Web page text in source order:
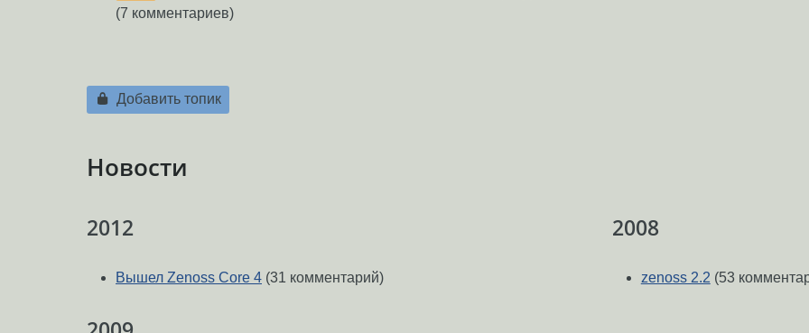
(7 комментариев)
Добавить топик
Новости
2012
Вышел Zenoss Core 4 (31 комментарий)
2008
zenoss 2.2 (53